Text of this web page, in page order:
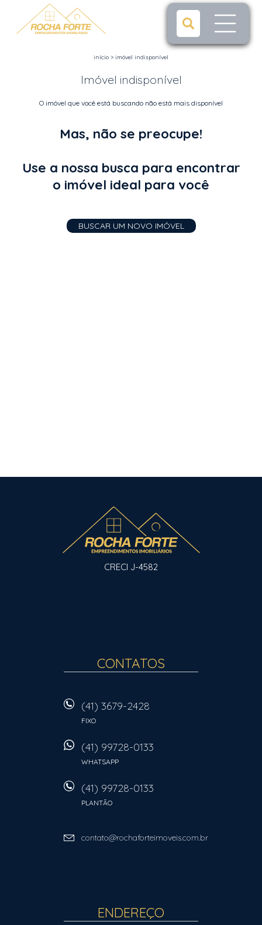
início > imóvel indisponível
Imóvel indisponível
O imóvel que você está buscando não está mais disponível
Mas, não se preocupe!
Use a nossa busca para encontrar
o imóvel ideal para você
BUSCAR UM NOVO IMÓVEL
CRECI J-4582
CONTATOS
(41) 3679-2428
FIXO
(41) 99728-0133
WHATSAPP
(41) 99728-0133
PLANTÃO
contato@rochaforteimoveis.com.br
ENDEREÇO